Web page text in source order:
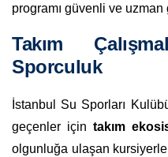
programı güvenli ve
Takım
Sporculuk
İstanbul Su Sporları
geçenler için takım
olgunluğa ulaşan